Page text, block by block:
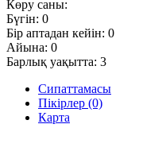
Көру саны:
Бүгін: 0
Бір аптадан кейін: 0
Айына: 0
Барлық уақытта: 3
Сипаттамасы
Пікірлер (0)
Карта